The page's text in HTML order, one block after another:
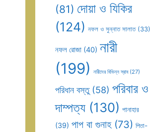
(81) দোয়া ও যিকির
(124) নফল ও সুন্নাত সালাত(33)
নফল রোজা (40) নারী
(199) নারীদের বিভিন্ন স্রাব(27)
পরিধান বস্তু(58) পরিবার ও
দাম্পত্য (130) পানাহার
(39) পাপ বা গুনাহ(73) পিতা-